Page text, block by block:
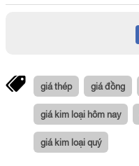
giá thép giá đồng
giá kim loại hôm nay
giá kim loại quý